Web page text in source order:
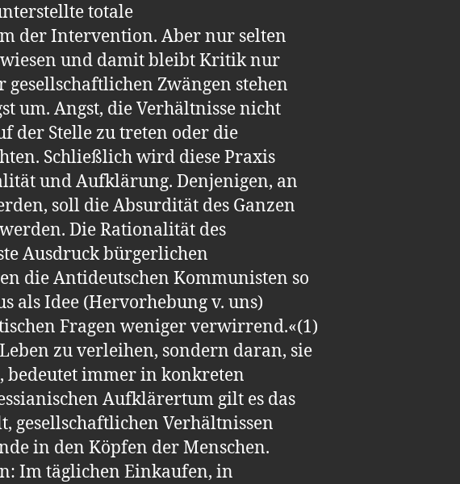
totale
der Intervention. Aber nur selten
und damit bleibt Kritik nur
Zwängen stehen
um. Angst, die Verhältnisse nicht
der Stelle zu treten oder die
Schließlich wird diese Praxis
und Aufklärung. Denjenigen, an
soll die Absurdität des Ganzen
Die Rationalität des
Ausdruck bürgerlichen
die Antideutschen Kommunisten so
als Idee (Hervorhebung v. uns)
Fragen weniger verwirrend.«(1)
zu verleihen, sondern daran, sie
bedeutet immer in konkreten
Aufklärertum gilt es das
gesellschaftlichen Verhältnissen
in den Köpfen der Menschen.
Im täglichen Einkaufen, in